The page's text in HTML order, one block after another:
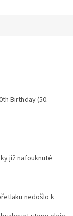
Birthday (50.
již nafouknuté
nedošlo k